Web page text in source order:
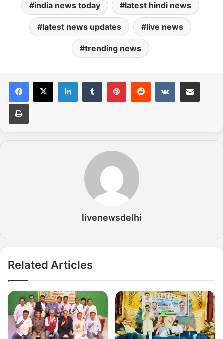
india news today latest hindi news
latest news updates live news
trending news
livenewsdelhi
Related Articles